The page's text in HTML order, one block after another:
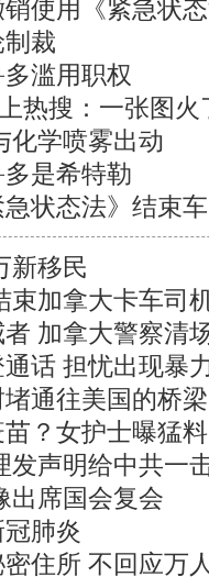
使用《紧急状
裁
滥用职权
热搜：一张图火
化学喷雾出动
是希特勒
状态法》结束
新移民
束加拿大卡车司
加拿大警察清
话 担忧出现暴
通往美国的桥梁
？女护士曝猛料
发声明给中共一
出席国会复会
肺炎
住所 不回应万